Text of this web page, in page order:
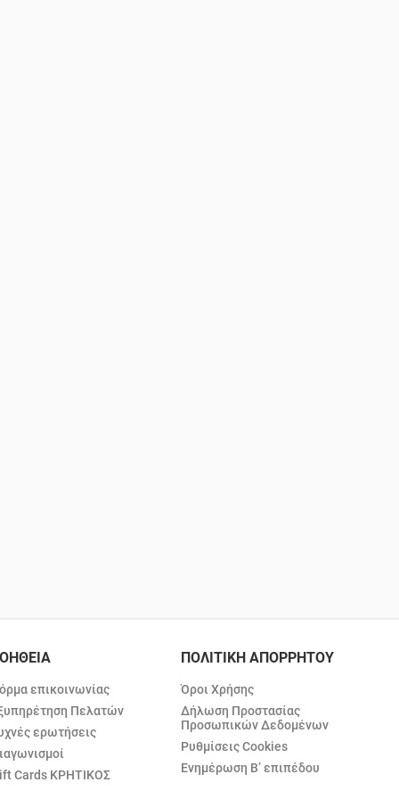
επικοινωνίας
Πελατών
ερωτήσεις
Cards ΚΡΗΤΙΚΟΣ
ΠΟΛΙΤΙΚΗ ΑΠΟΡΡΗΤΟΥ
Όροι Χρήσης
Δήλωση Προστασίας
Προσωπικών Δεδομένων
Ρυθμίσεις Cookies
Ενημέρωση Β’ επιπέδου